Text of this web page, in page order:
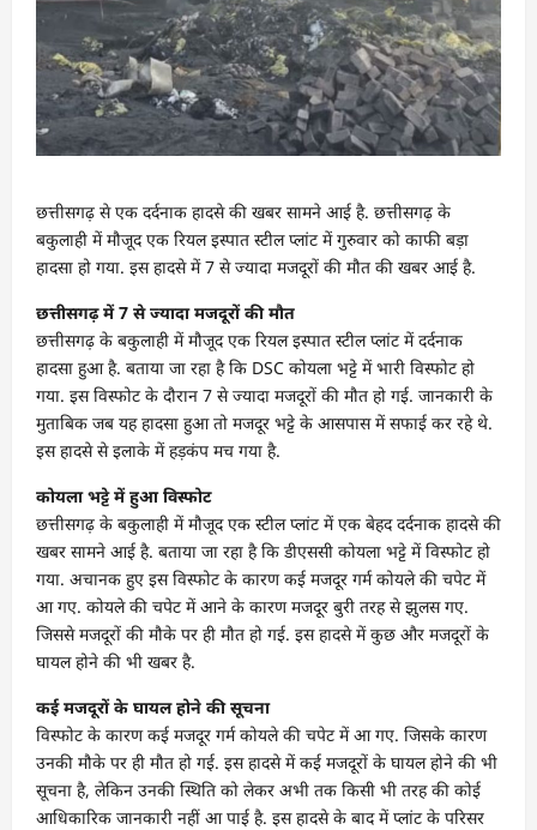
छत्तीसगढ़ से एक दर्दनाक हादसे की खबर सामने आई है. छत्तीसगढ़ के
बकुलाही में मौजूद एक रियल इस्पात स्टील प्लांट में गुरुवार को काफी बड़ा
हादसा हो गया. इस हादसे में 7 से ज्यादा मजदूरों की मौत की खबर आई है.
छत्तीसगढ़ में 7 से ज्यादा मजदूरों की मौत
छत्तीसगढ़ के बकुलाही में मौजूद एक रियल इस्पात स्टील प्लांट में दर्दनाक
हादसा हुआ है. बताया जा रहा है कि DSC कोयला भट्टे में भारी विस्फोट हो
गया. इस विस्फोट के दौरान 7 से ज्यादा मजदूरों की मौत हो गई. जानकारी के
मुताबिक जब यह हादसा हुआ तो मजदूर भट्टे के आसपास में सफाई कर रहे थे.
इस हादसे से इलाके में हड़कंप मच गया है.
कोयला भट्टे में हुआ विस्फोट
छत्तीसगढ़ के बकुलाही में मौजूद एक स्टील प्लांट में एक बेहद दर्दनाक हादसे की
खबर सामने आई है. बताया जा रहा है कि डीएससी कोयला भट्टे में विस्फोट हो
गया. अचानक हुए इस विस्फोट के कारण कई मजदूर गर्म कोयले की चपेट में
आ गए. कोयले की चपेट में आने के कारण मजदूर बुरी तरह से झुलस गए.
जिससे मजदूरों की मौके पर ही मौत हो गई. इस हादसे में कुछ और मजदूरों के
घायल होने की भी खबर है.
कई मजदूरों के घायल होने की सूचना
विस्फोट के कारण कई मजदूर गर्म कोयले की चपेट में आ गए. जिसके कारण
उनकी मौके पर ही मौत हो गई. इस हादसे में कई मजदूरों के घायल होने की भी
सूचना है, लेकिन उनकी स्थिति को लेकर अभी तक किसी भी तरह की कोई
आधिकारिक जानकारी नहीं आ पाई है. इस हादसे के बाद में प्लांट के परिसर